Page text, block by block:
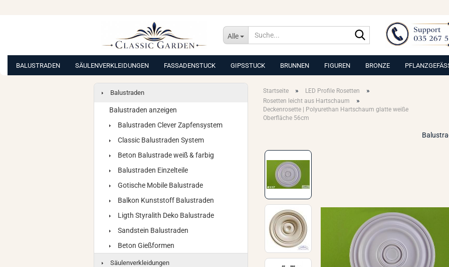
Alle
Suche...
BALUSTRADEN SÄULENVERKLEIDUNGEN FASSADENSTUCK GIPSSTUCK BRUNNEN FIGUREN BRONZE
Startseite » LED Profile Rosetten »
Rosetten leicht aus Hartschaum »
Deckenrosette | Polyurethan Hartschaum glatte weiße
Oberfläche 56cm
Balustraden
Balustraden anzeigen
Balustraden Clever Zapfensystem
Classic Balustraden System
Beton Balustrade weiß & farbig
Balustraden Einzelteile
Gotische Mobile Balustrade
Balkon Kunststoff Balustraden
Ligth Styralith Deko Balustrade
Sandstein Balustraden
Beton Gießformen
Säulenverkleidungen